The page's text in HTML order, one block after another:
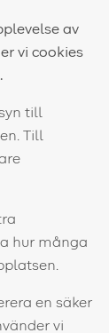
av
vi cookies
till
Till
hur många
en säker
vi